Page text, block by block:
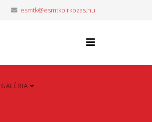
esmtk@esmtkbirkozas.hu
GALÉRIA